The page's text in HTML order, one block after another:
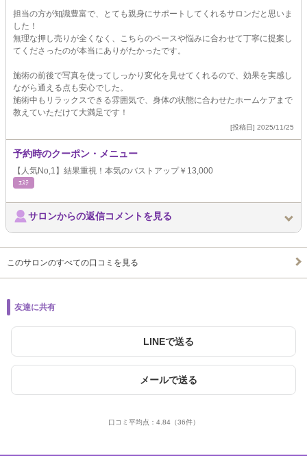
担当の方が知識豊富で、とても親身にサポートしてくれるサロンだと思いま
した！
無理な押し売りが全くなく、こちらのペースや悩みに合わせて丁寧に提案し
てくださったのが本当にありがたかったです。
施術の前後で写真を使ってしっかり変化を見せてくれるので、効果を実感し
ながら通える点も安心でした。
施術中もリラックスできる雰囲気で、身体の状態に合わせたホームケアまで
教えていただけて大満足です！
[投稿日] 2025/11/25
予約時のクーポン・メニュー
【人気No,1】結果重視！本気のバストアップ￥13,000
ｴｽﾃ
サロンからの返信コメントを見る
このサロンのすべての口コミを見る
友達に共有
LINEで送る
メールで送る
口コミ平均点： 4.84（36件）